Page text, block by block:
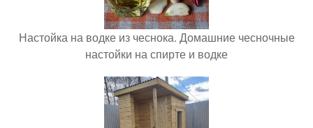
Настойка на водке из чеснока. Домашние чесночные
настойки на спирте и водке